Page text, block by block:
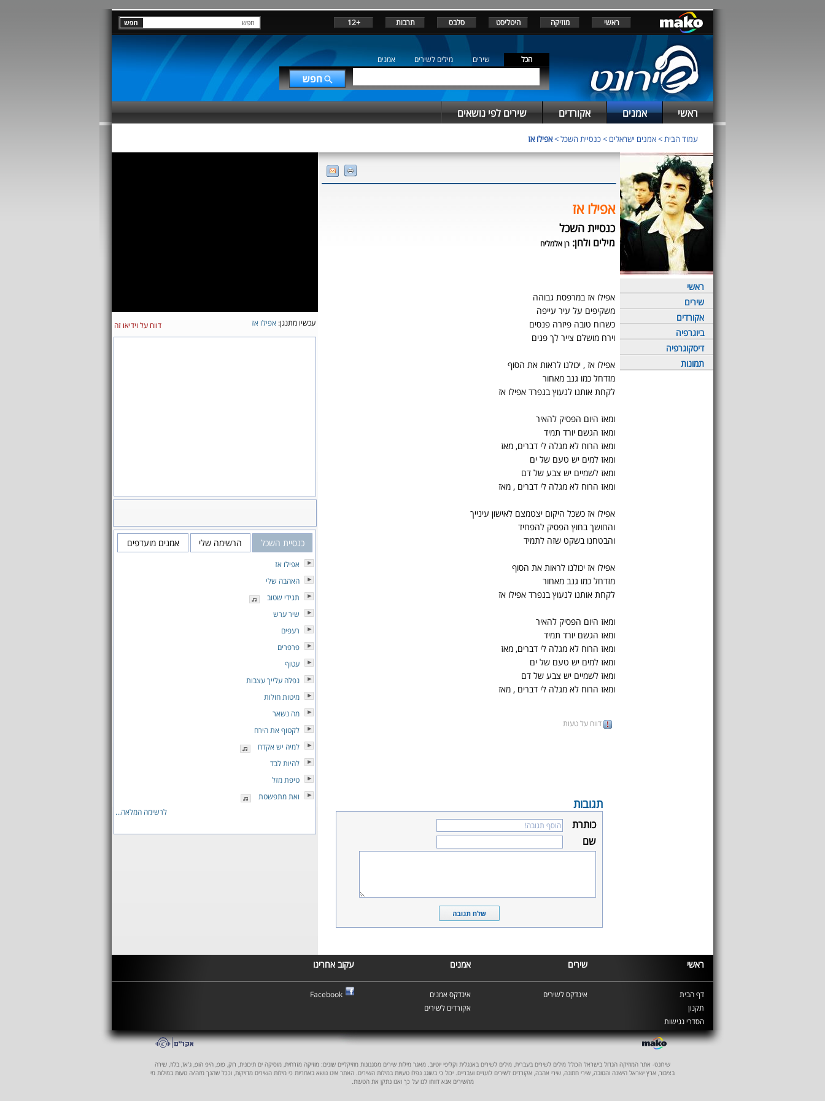
ראשי מוזיקה היטליסט סלבס תרבות +12
הכל שירים מילים לשירים אמנים
ראשי אמנים אקורדים שירים לפי נושאים
עמוד הבית>אמנים ישראלים >כנסיית השכל>אפילו אז
ראשי
שירים
אקורדים
ביוגרפיה
דיסקוגרפיה
תמונות
אפילו אז
כנסיית השכל
מילים ולחן: רן אלמליח
אפילו אז במרפסת גבוהה
משקיפים על עיר עייפה
כשרוח טובה פיזרה פנסים
וירח מושלם צייר לך פנים
אפילו אז , יכולנו לראות את הסוף
מזדחל כמו גנב מאחור
לקחת אותנו לנעוץ בנפרד אפילו אז
ומאז היום הפסיק להאיר
ומאז הגשם יורד תמיד
ומאז הרוח לא מגלה לי דברים, מאז
ומאז למים יש טעם של ים
ומאז לשמיים יש צבע של דם
ומאז הרוח לא מגלה לי דברים , מאז
אפילו אז כשכל היקום יצטמצם לאישון עינייך
והחושך בחוץ הפסיק להפחיד
והבטחנו בשקט שזה לתמיד
אפילו אז יכולנו לראות את הסוף
מזדחל כמו גנב מאחור
לקחת אותנו לנעוץ בנפרד אפילו אז
ומאז היום הפסיק להאיר
ומאז הגשם יורד תמיד
ומאז הרוח לא מגלה לי דברים, מאז
ומאז למים יש טעם של ים
ומאז לשמיים יש צבע של דם
ומאז הרוח לא מגלה לי דברים , מאז
דווח על טעות
תגובות
כותרת
שם
עכשיו מתנגן: אפילו אז דווח על וידיאו זה
כנסיית השכל הרשימה שלי אמנים מועדפים
אפילו אז
האהבה שלי
תגידי שטוב
שיר ערש
רעפים
פרפרים
עטוף
נפלה עלייך עצבות
מיטות חולות
מה נשאר
לקטוף את הירח
למיה יש אקדח
להיות לבד
טיפת מזל
ואת מתפשטת
לרשימה המלאה...
ראשי שירים אמנים עקוב אחרינו
דף הבית
תקנון
הסדרי נגישות
אינדקס לשירים
אינדקס אמנים
אקורדים לשירים
Facebook
שירונט- אתר המוזיקה הגדול בישראל הכולל מילים לשירים בעברית, מילים לשירים באנגלית וקליפי יוטיוב. מאגר מילות שירים מסגנונות מוזיקליים שונים: מוזיקה מזרחית, מוסיקה ים תיכונית, רוק, פופ, היפ הופ, ג'אז, בלוז, שירה
בציבור, ארץ ישראל הישנה והטובה, שירי חתונה, שירי אהבה, אקורדים לשירים לועזיים ועבריים. יכול כי בשוגג נפלו טעויות במילות השירים. האתר אינו נושא באחריות כי מילות השירים מדויקות, וככל שהנך מזה/ה טעות במילות מי
מהשירים אנא דווחו לנו על כך ואנו נתקן את הטעות.